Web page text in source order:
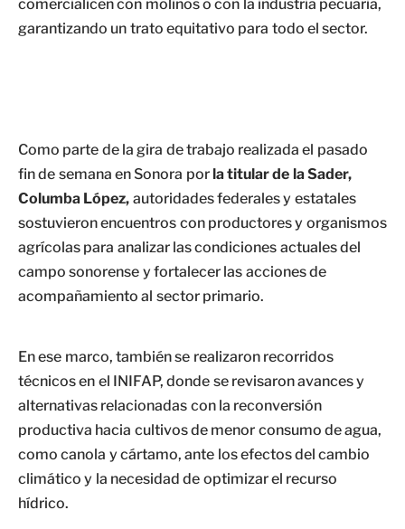
comercialicen con molinos o con la industria pecuaria,
garantizando un trato equitativo para todo el sector.
Como parte de la gira de trabajo realizada el pasado
fin de semana en Sonora porla titular de la Sader,
Columba López, autoridades federales y estatales
sostuvieron encuentros con productores y organismos
agrícolas para analizar las condiciones actuales del
campo sonorense y fortalecer las acciones de
acompañamiento al sector primario.
En ese marco, también se realizaron recorridos
técnicos en el INIFAP, donde se revisaron avances y
alternativas relacionadas con la reconversión
productiva hacia cultivos de menor consumo de agua,
como canola y cártamo, ante los efectos del cambio
climático y la necesidad de optimizar el recurso
hídrico.